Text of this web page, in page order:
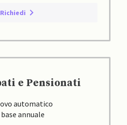
Richiedi
e Pensionati
automatico
annuale